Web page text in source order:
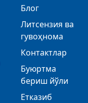
Блог
Литсензия ва
гувоҳнома
Контактлар
Буюртма
бериш йўли
Етказиб